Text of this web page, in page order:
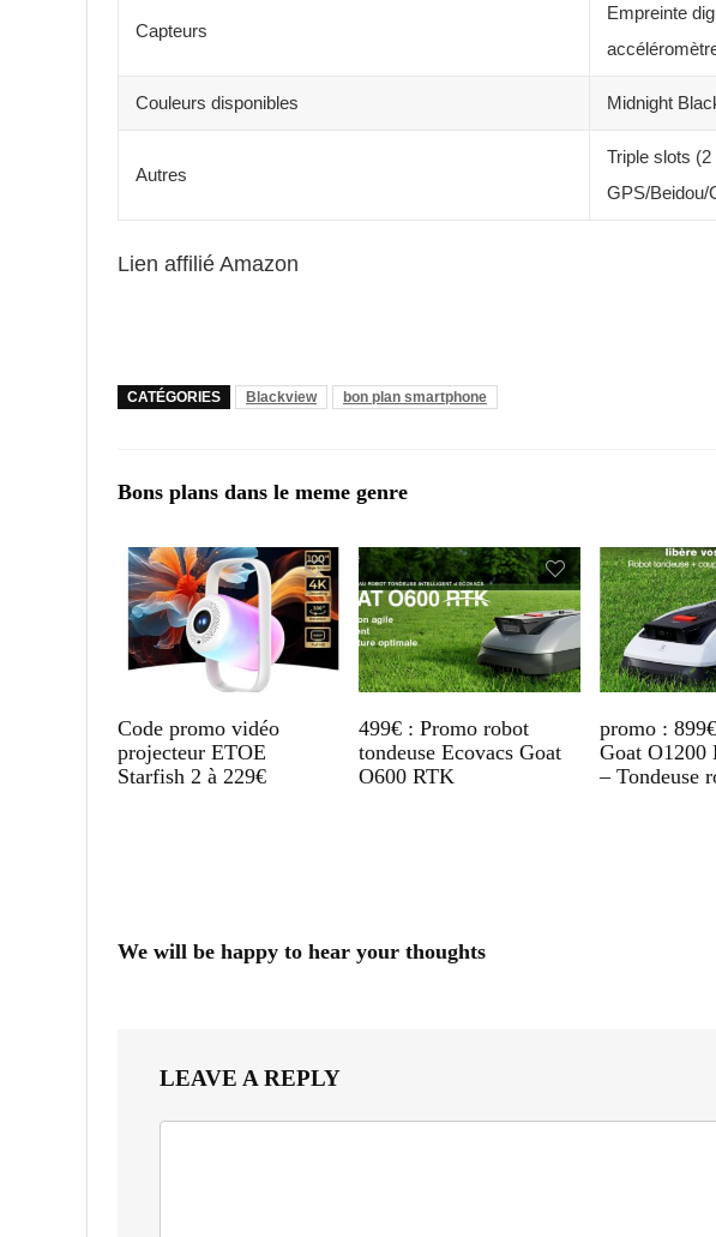
Capteurs
Empreinte
Couleurs disponibles Midnight
Autres
Triple slots
GPS/Beidou/
Lien affilié Amazon
CATÉGORIES Blackview bon plan smartphone
Bons plans dans le meme genre
Code promo vidéo
projecteur ETOE
Starfish 2 à 229€
499€ : Promo robot
tondeuse Ecovacs Goat
O600 RTK
promo :
Goat
– Tondeuse
We will be happy to hear your thoughts
LEAVE A REPLY